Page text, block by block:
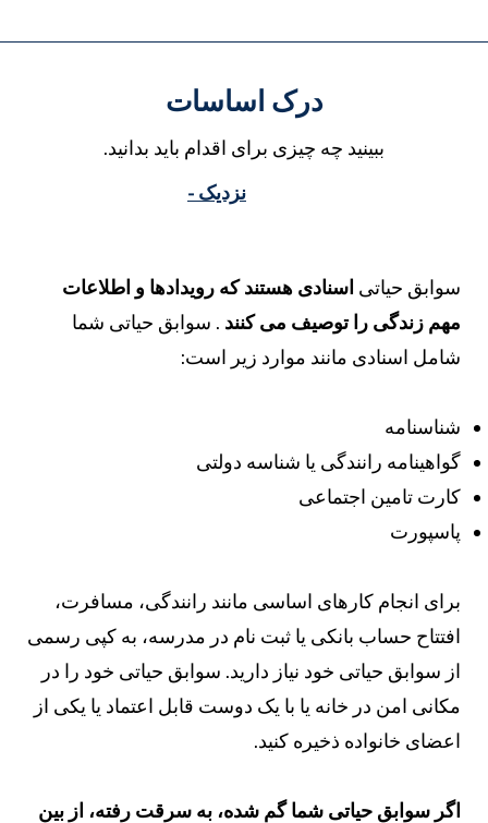
درک اساسات
ببینید چه چیزی برای اقدام باید بدانید.
نزدیک -
سوابق حیاتیاسنادی هستند که رویدادها و اطلاعات
مهم زندگی را توصیف می کنند. سوابق حیاتی شما
شامل اسنادی مانند موارد زیر است:
شناسنامه
گواهینامه رانندگی یا شناسه دولتی
کارت تامین اجتماعی
پاسپورت
برای انجام کارهای اساسی مانند رانندگی، مسافرت،
افتتاح حساب بانکی یا ثبت نام در مدرسه، به کپی رسمی
از سوابق حیاتی خود نیاز دارید. سوابق حیاتی خود را در
مکانی امن در خانه یا با یک دوست قابل اعتماد یا یکی از
اعضای خانواده ذخیره کنید.
اگر سوابق حیاتی شما گم شده، به سرقت رفته، از بین